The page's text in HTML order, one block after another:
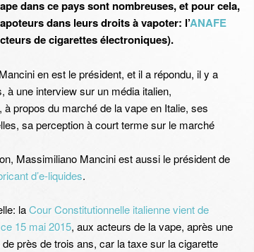
dans ce pays sont nombreuses, et pour cela,
dans leurs droits à vapoter: l’ANAFE
de cigarettes électroniques).
en est le président, et il a répondu, il y a
à une interview sur un média italien,
, à propos du marché de la vape en Italie, ses
sa perception à court terme sur le marché
Massimiliano Mancini est aussi le président de
d’e-liquides.
laCour Constitutionnelle italienne vient de
15 mai 2015, aux acteurs de la vape, après une
de près de trois ans, car la taxe sur la cigarette